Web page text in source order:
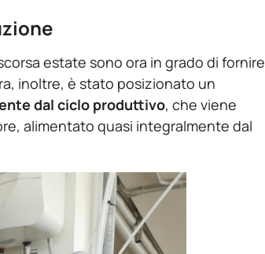
estate sono ora in grado di fornire
inoltre, è stato posizionato un
dal ciclo produttivo, che viene
alimentato quasi integralmente dal